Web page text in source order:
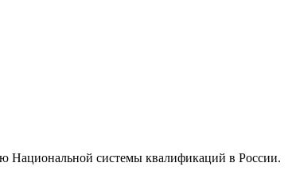
Национальной системы квалификаций в России.